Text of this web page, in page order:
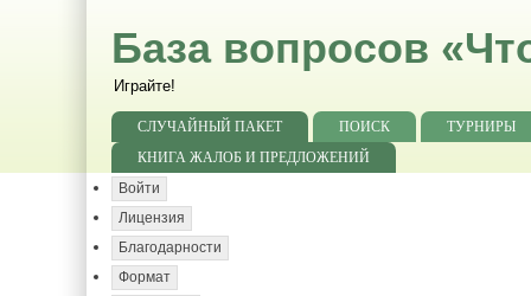
База вопросов
Играйте!
СЛУЧАЙНЫЙ ПАКЕТ ПОИСК
ТУРНИРЫ
КНИГА ЖАЛОБ И ПРЕДЛОЖЕНИЙ
Войти
Лицензия
Благодарности
Формат